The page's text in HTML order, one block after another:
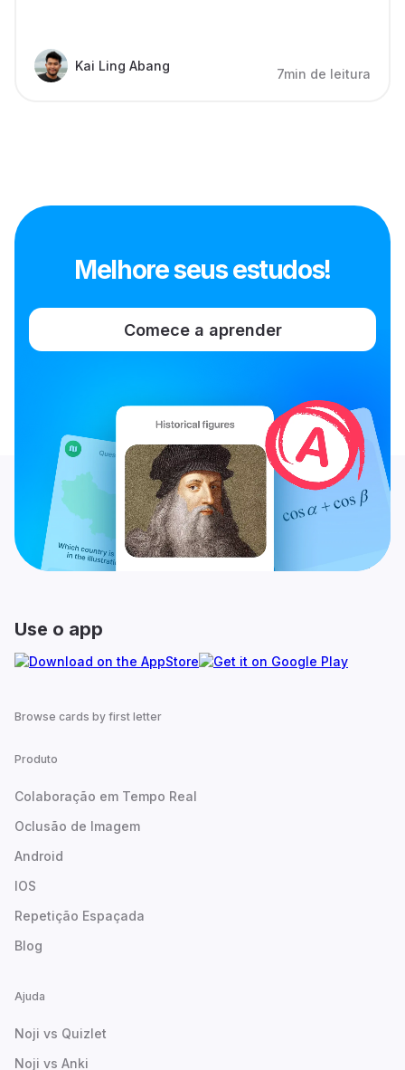
Kai Ling Abang
7min de leitura
Melhore seus estudos!
Comece a aprender
Use o app
Browse cards by first letter
Produto
Colaboração em Tempo Real
Oclusão de Imagem
Android
IOS
Repetição Espaçada
Blog
Ajuda
Noji vs Quizlet
Noji vs Anki